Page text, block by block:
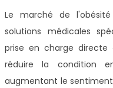
Le marché de
solutions médicales
prise en charge
réduire la condition
augmentant le